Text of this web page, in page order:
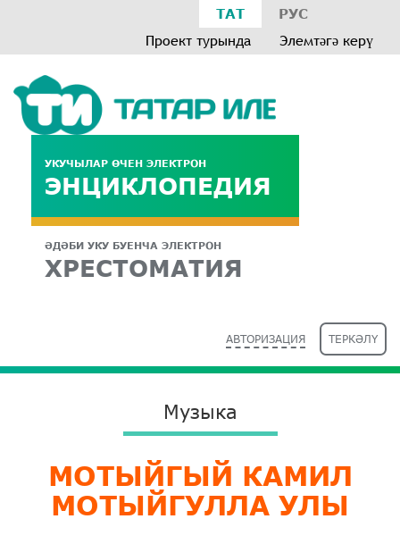
ТАТ РУС
Проект турында Элемтәгә керү
УКУЧЫЛАР ӨЧЕН ЭЛЕКТРОН
ЭНЦИКЛОПЕДИЯ
ӘДӘБИ УКУ БУЕНЧА ЭЛЕКТРОН
ХРЕСТОМАТИЯ
АВТОРИЗАЦИЯ ТЕРКӘЛҮ
Музыка
МОТЫЙГЫЙ КАМИЛ
МОТЫЙГУЛЛА УЛЫ